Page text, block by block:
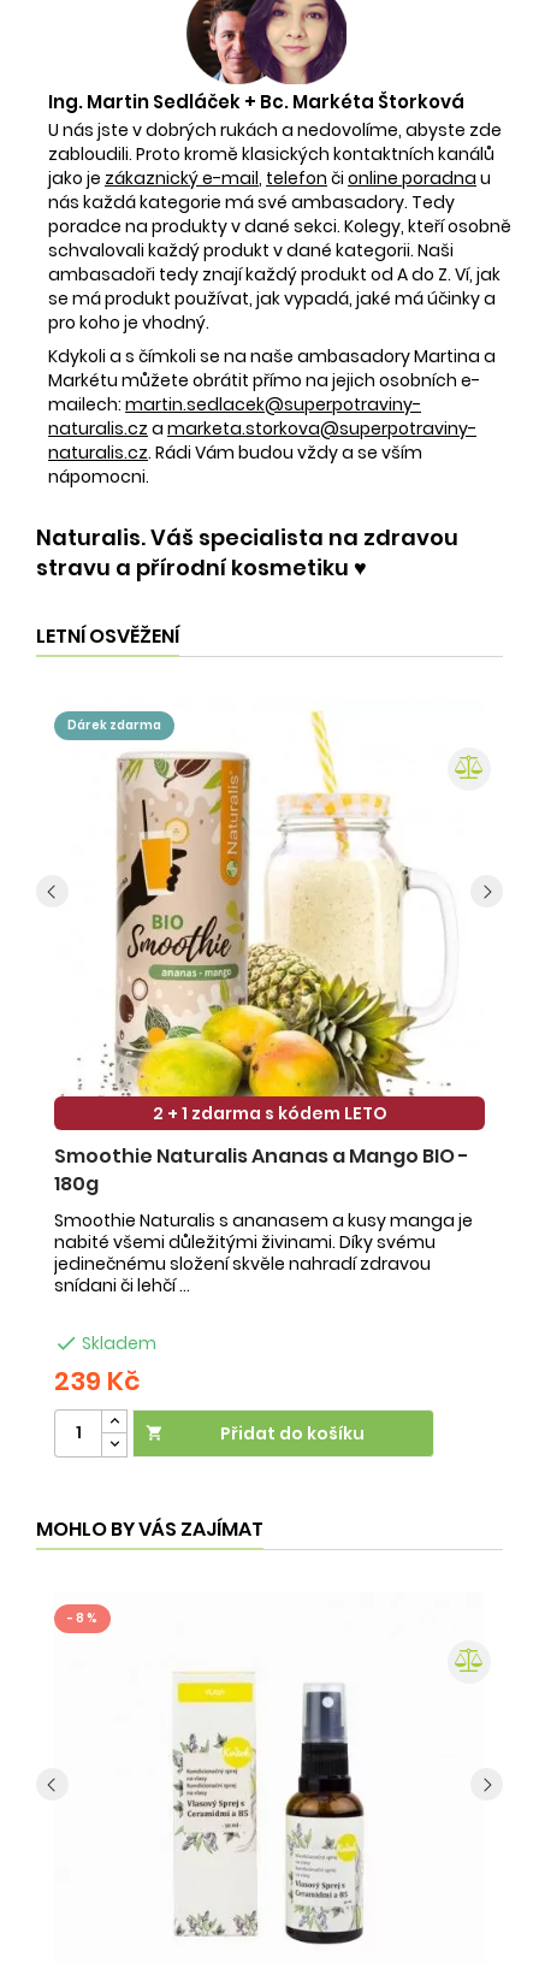
Ing. Martin Sedláček + Bc. Markéta Štorková
U nás jste v dobrých rukách a nedovolíme, abyste zde
zabloudili. Proto kromě klasických kontaktních kanálů
jako je zákaznický e-mail, telefon či online poradna u
nás každá kategorie má své ambasadory. Tedy
poradce na produkty v dané sekci. Kolegy, kteří osobně
schvalovali každý produkt v dané kategorii. Naši
ambasadoři tedy znají každý produkt od A do Z. Ví, jak
se má produkt používat, jak vypadá, jaké má účinky a
pro koho je vhodný.
Kdykoli a s čímkoli se na naše ambasadory Martina a
Markétu můžete obrátit přímo na jejich osobních e-
mailech: martin.sedlacek@superpotraviny-
naturalis.cz a marketa.storkova@superpotraviny-
naturalis.cz. Rádi Vám budou vždy a se vším
nápomocni.
Naturalis. Váš specialista na zdravou
stravu a přírodní kosmetiku ♥️
LETNÍ OSVĚŽENÍ
dárek zdarma
2 + 1 zdarma s kódem LETO
Smoothie Naturalis Ananas a Mango BIO -
180g
Smoothie Naturalis s ananasem a kusy manga je
nabité všemi důležitými živinami. Díky svému
jedinečnému složení skvěle nahradí zdravou
snídani či lehčí ...
 Skladem
239 Kč
 Přidat do košíku
MOHLO BY VÁS ZAJÍMAT
- 8 %